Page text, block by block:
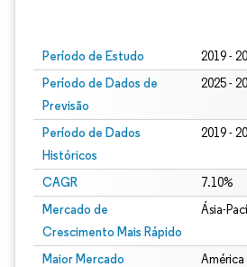
Período de Estudo 2019 -
Período de Dados de
Previsão
2025 -
Período de Dados
Históricos
2019 -
CAGR 7.10%
Mercado de
Crescimento Mais Rápido
Ásia-
Maior Mercado